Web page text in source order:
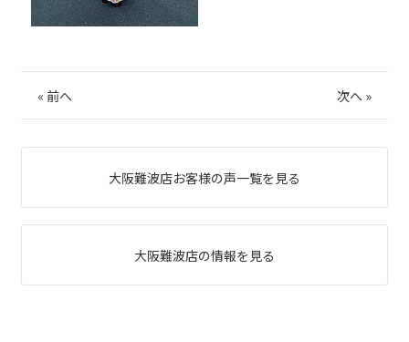
« 前へ 次へ »
大阪難波店お客様の声一覧を見る
大阪難波店の情報を見る